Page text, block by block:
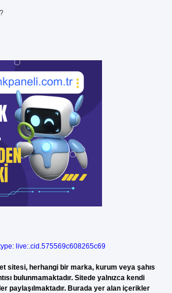
live:.cid.575569c608265c69
sitesi, herhangi bir marka, kurum veya şahıs
bulunmamaktadır. Sitede yalnızca kendi
paylaşılmaktadır. Burada yer alan içerikler